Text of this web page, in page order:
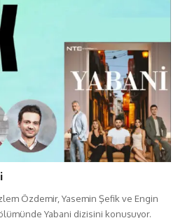
Özdemir, Yasemin Şefik ve Engin
Yabani dizisini konuşuyor.